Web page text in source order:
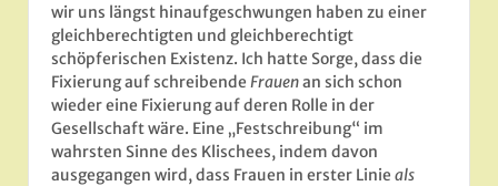
wir uns längst hinaufgeschwungen haben zu einer
gleichberechtigten und gleichberechtigt
schöpferischen Existenz. Ich hatte Sorge, dass die
Fixierung auf schreibende Frauenan sich schon
wieder eine Fixierung auf deren Rolle in der
Gesellschaft wäre. Eine „Festschreibung“ im
wahrsten Sinne des Klischees, indem davon
ausgegangen wird, dass Frauen in erster Linie als